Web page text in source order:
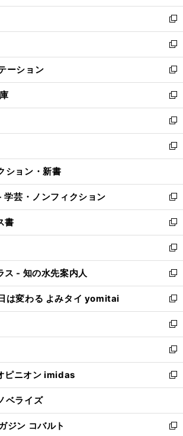
開
く
ウ
で
開
く
ン
ド
ウ
で
開
く
新
し
い
ウ
ィ
ン
ド
ウ
で
開
く
新
し
い
ウ
ィ
ン
ド
ウ
で
開
ーション
新
し
い
ウ
ィ
ン
ド
ウ
開
く
新
し
い
ウ
ィ
ン
ウ
で
開
く
新
し
い
ウ
ン
ド
ウ
で
開
く
新
し
ウ
ィ
ン
ド
ウ
で
開
く
ション・新書
学芸・ノンフィクション
新
し
い
ウ
ィ
ン
ド
ウ
で
開
く
書
新
し
い
ウ
ィ
ン
ド
ウ
で
開
く
新
し
い
ウ
ィ
ン
ド
ウ
で
開
く
ス - 知の水先案内人
新
し
い
ウ
ィ
ン
ド
ウ
で
開
は変わる よみタイ yomitai
新
し
い
ウ
ィ
ン
ド
ウ
開
く
新
し
い
ウ
ィ
ン
ウ
で
新
し
い
ウ
ン
ド
ピニオン imidas
新
し
ウ
ィ
ベライズ
ジン コバルト
新